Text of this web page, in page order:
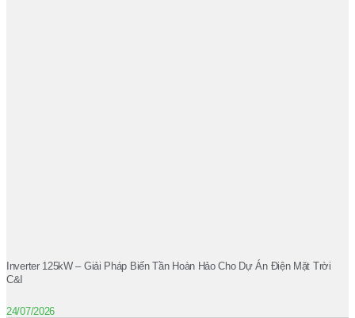
Inverter 125kW – Giải Pháp Biến Tần Hoàn Hảo Cho Dự Án Điện Mặt Trời
C&I
24/07/2026